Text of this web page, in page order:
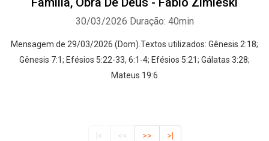
30/03/2026 Duração: 40min
Mensagem de 29/03/2026 (Dom).Textos utilizados: Gênesis 2:18;
Gênesis 7:1; Efésios 5:22-33, 6:1-4; Efésios 5:21; Gálatas 3:28;
Mateus 19:6
|< << >> >|